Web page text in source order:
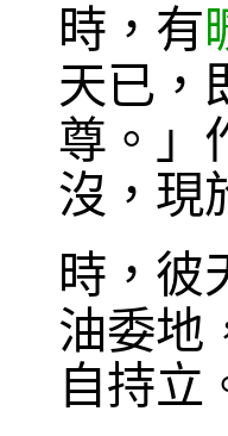
時，有
天已，
尊。」
沒，現
時，彼
油委地
自持立